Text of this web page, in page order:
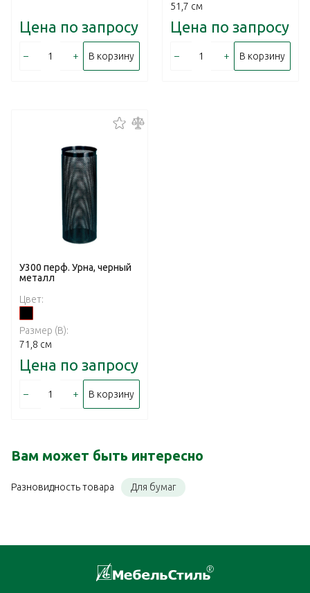
Цена по запросу
– + В корзину
51,7 см
Цена по запросу
– + В корзину
У300 перф. Урна, черный
металл
Цвет:
Размер (В):
71,8 см
Цена по запросу
– + В корзину
Вам может быть интересно
Разновидность товара Для бумаг